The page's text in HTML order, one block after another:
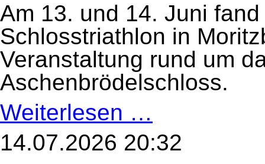
Am 13. und 14. Juni
Schlosstriathlon in
Veranstaltung rund um
Aschenbrödelschloss.
Weiterlesen … für
Aschenbrödel
14.07.2026 20:32